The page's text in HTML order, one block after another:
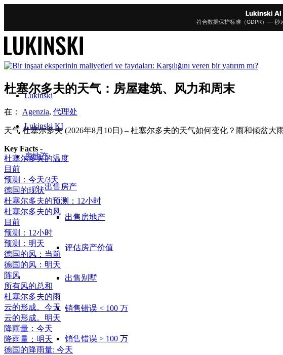
Lukinski AI
符合数据保护标准（GDPR）— 秒
Lukinski
Lukinski KI
房地产
出售房产
出售房地产
评估房产价值
出售别墅
销售错误 < 100 万
销售错误 > 100 万
杜塞尔多夫的天气：房屋建筑、风力和周末
在： Agenzia, 代理处
天气 杜塞尔多夫 (2026年8月10日) – 杜塞尔多夫的天气如何变化？雨和倾盆
Key Facts -
杜塞尔多夫的温度
目前
预测：今天/3天
德国的现状
杜塞尔多夫的预测：12小时
杜塞尔多夫的风
目前
预测：12小时
预测：明天
德国的风：当前
德国的风：明天
阵风
所有风的总和
杜塞尔多夫的雨
云的形成。今天
云的形成。明天
降雨量：今天
降雨量：明天
德国的降雨量: 今天